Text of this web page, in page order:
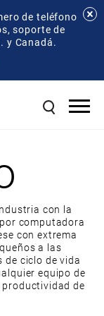
de teléfono
soporte de
y Canadá.
con la
computadora
con extrema
a las
de ciclo de vida
equipo de
de